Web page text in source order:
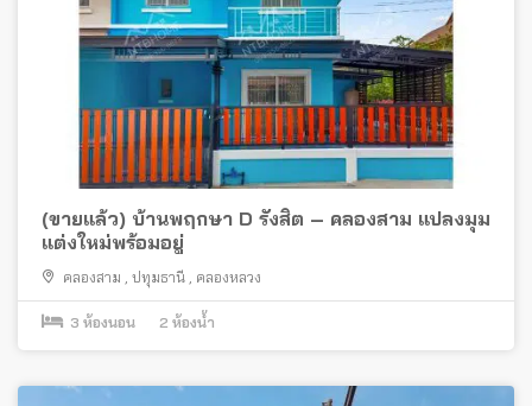
(ขายแล้ว) บ้านพฤกษา D รังสิต – คลองสาม แปลงมุม
แต่งใหม่พร้อมอยู่
คลองสาม , ปทุมธานี , คลองหลวง
3 ห้องนอน 2 ห้องน้ำ